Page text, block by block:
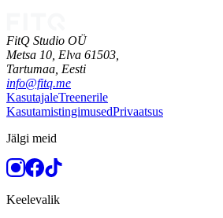
FitQ Studio OÜ
Metsa 10, Elva 61503,
Tartumaa, Eesti
info@fitq.me
KasutajaleTreenerile
KasutamistingimusedPrivaatsus
Jälgi meid
Keelevalik